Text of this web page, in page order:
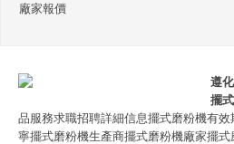
廠家報價
遵
擺
品服務求職招聘詳細信息擺式磨粉機有
寧擺式磨粉機生產商擺式磨粉機廠家擺